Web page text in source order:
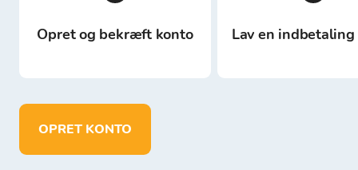
Opret og bekræft konto Lav en indbetaling
OPRET KONTO